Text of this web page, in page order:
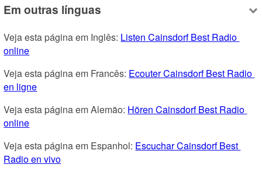
Em outras línguas
Veja esta página em Inglês: Listen Cainsdorf Best Radio
online
Veja esta página em Francês: Ecouter Cainsdorf Best Radio
en ligne
Veja esta página em Alemão: Hören Cainsdorf Best Radio
online
Veja esta página em Espanhol: Escuchar Cainsdorf Best
Radio en vivo